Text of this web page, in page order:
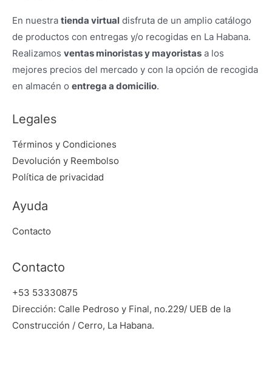
En nuestra tienda virtual disfruta de un amplio catálogo
de productos con entregas y/o recogidas en La Habana.
Realizamos ventas minoristas y mayoristas a los
mejores precios del mercado y con la opción de recogida
en almacén o entrega a domicilio.
Legales
Términos y Condiciones
Devolución y Reembolso
Política de privacidad
Ayuda
Contacto
Contacto
+53 53330875
Dirección: Calle Pedroso y Final, no.229/ UEB de la
Construcción / Cerro, La Habana.